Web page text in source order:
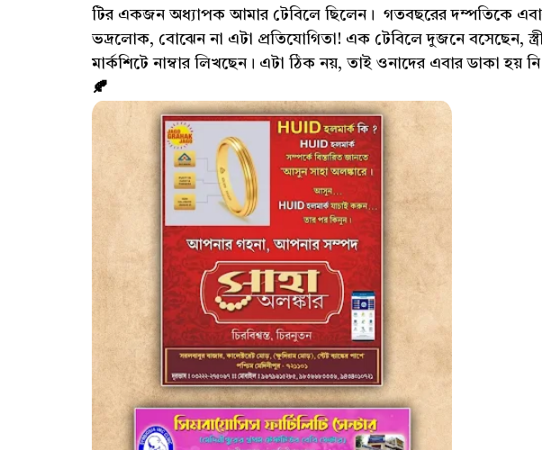
টির একজন অধ্যাপক আমার টেবিলে ছিলেন। গতবছরের দম্পতিকে
ভদ্রলোক, বোঝেন না এটা প্রতিযোগিতা! এক টেবিলে দুজনে বসেছেন,
মার্কশিটে নাম্বার লিখছেন। এটা ঠিক নয়, তাই ওনাদের এবার ডাকা হয়
🍂